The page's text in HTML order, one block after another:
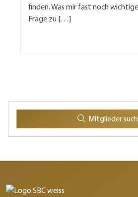
finden. Was mir fast noch
Frage zu […]
Mitglieder